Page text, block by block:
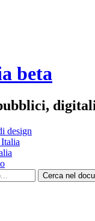
beta
design
Cerca nel